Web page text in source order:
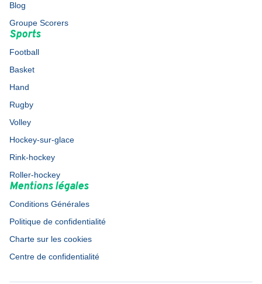
Blog
Groupe Scorers
Sports
Football
Basket
Hand
Rugby
Volley
Hockey-sur-glace
Rink-hockey
Roller-hockey
Mentions légales
Conditions Générales
Politique de confidentialité
Charte sur les cookies
Centre de confidentialité